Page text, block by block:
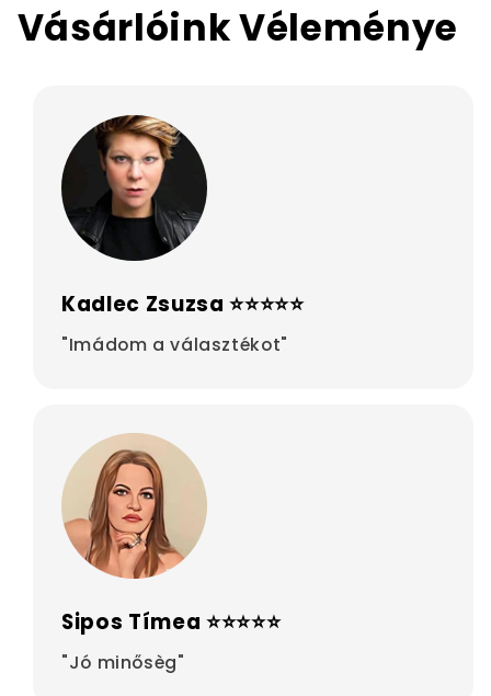
Vásárlóink Véleménye
Kadlec Zsuzsa ⭐⭐⭐⭐⭐
"Imádom a választékot"
Sipos Tímea ⭐⭐⭐⭐⭐
"Jó minősèg"